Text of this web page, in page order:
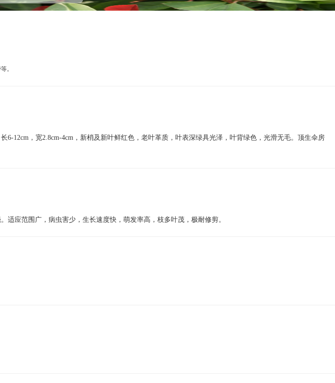
。
12cm，宽2.8cm-4cm，新梢及新叶鲜红色，老叶革质，叶表深绿具光泽，叶背绿色，光滑无毛。顶生伞房
应范围广，病虫害少，生长速度快，萌发率高，枝多叶茂，极耐修剪。